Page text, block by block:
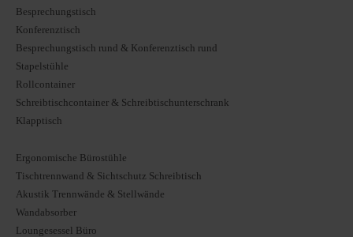
Besprechungstisch
Konferenztisch
Besprechungstisch rund & Konferenztisch rund
Stapelstühle
Rollcontainer
Schreibtischcontainer & Schreibtischunterschrank
Klapptisch
Ergonomische Bürostühle
Tischtrennwand & Sichtschutz Schreibtisch
Akustik Trennwände & Stellwände
Wandabsorber
Loungesessel Büro